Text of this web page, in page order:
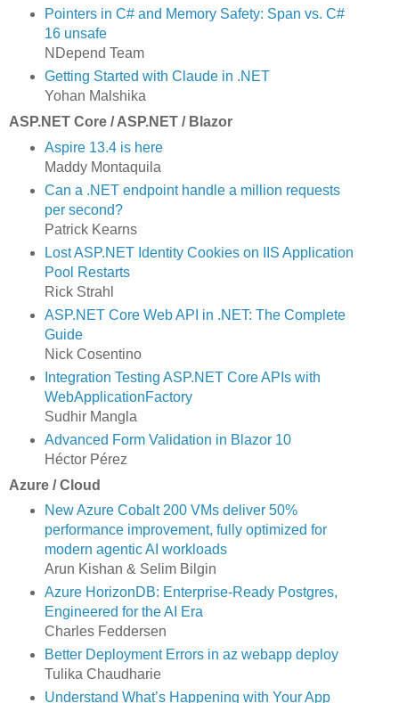
Pointers in C# and Memory Safety: Span vs. C#
16 unsafe
NDepend Team
Getting Started with Claude in .NET
Yohan Malshika
ASP.NET Core / ASP.NET / Blazor
Aspire 13.4 is here
Maddy Montaquila
Can a .NET endpoint handle a million requests
per second?
Patrick Kearns
Lost ASP.NET Identity Cookies on IIS Application
Pool Restarts
Rick Strahl
ASP.NET Core Web API in .NET: The Complete
Guide
Nick Cosentino
Integration Testing ASP.NET Core APIs with
WebApplicationFactory
Sudhir Mangla
Advanced Form Validation in Blazor 10
Héctor Pérez
Azure / Cloud
New Azure Cobalt 200 VMs deliver 50%
performance improvement, fully optimized for
modern agentic AI workloads
Arun Kishan & Selim Bilgin
Azure HorizonDB: Enterprise-Ready Postgres,
Engineered for the AI Era
Charles Feddersen
Better Deployment Errors in az webapp deploy
Tulika Chaudharie
Understand What’s Happening with Your App